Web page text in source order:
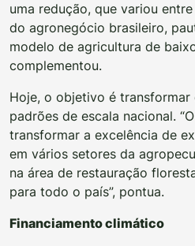
uma redução, que variou entre
do agronegócio brasileiro,
modelo de agricultura de
complementou.
Hoje, o objetivo é transformar
padrões de escala nacional.
transformar a excelência de
em vários setores da
na área de restauração
para todo o país”, pontua.
Financiamento climático